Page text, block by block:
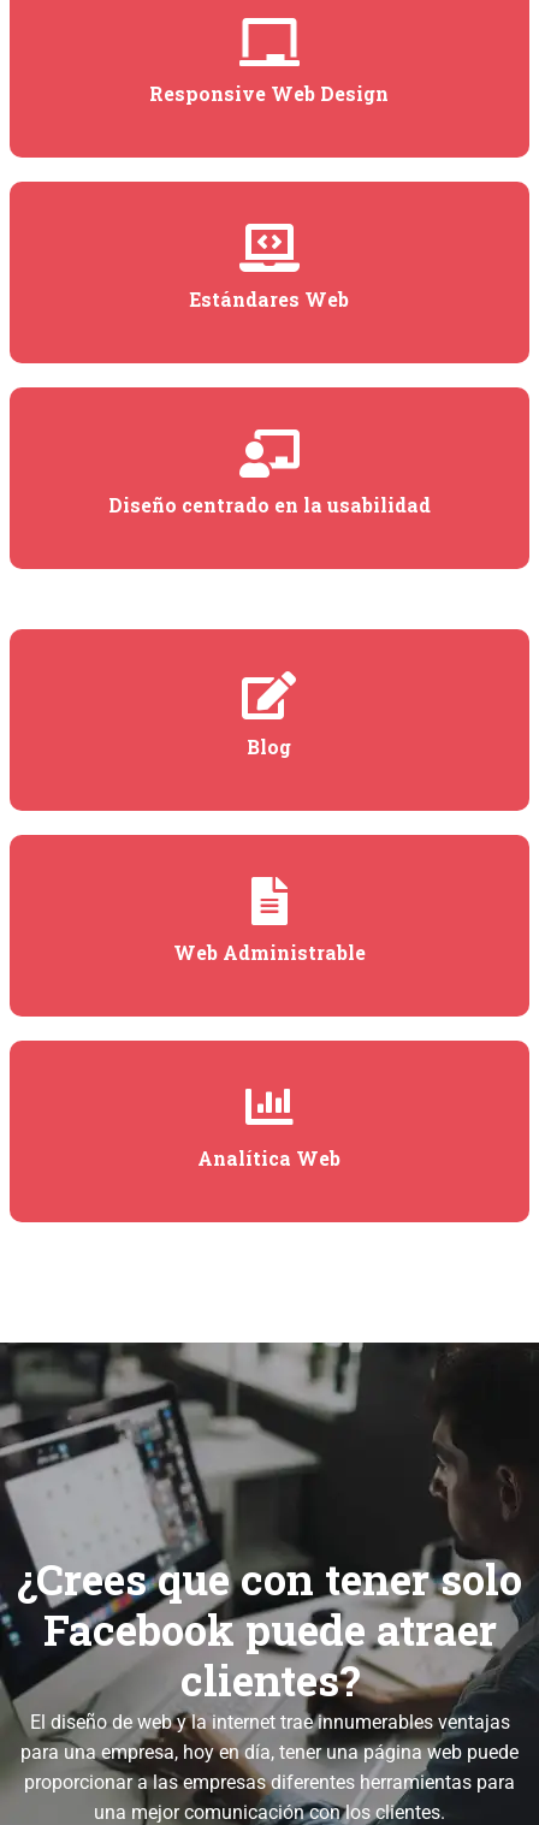
Responsive Web Design
Estándares Web
Diseño centrado en la usabilidad
Blog
Web Administrable
Analítica Web
¿Crees que con tener solo
Facebook puede atraer
clientes?
El diseño de web y la internet trae innumerables ventajas
para una empresa, hoy en día, tener una página web puede
proporcionar a las empresas diferentes herramientas para
una mejor comunicación con los clientes.